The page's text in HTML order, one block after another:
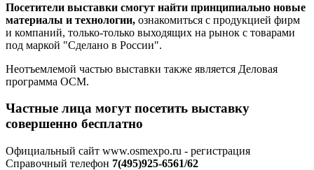
Посетители выставки смогут найти принципиально новые
материалы и технологии, ознакомиться с продукцией фирм
и компаний, только-только выходящих на рынок с товарами
под маркой "Сделано в России".
Неотъемлемой частью выставки также является Деловая
программа ОСМ.
Частные лица могут посетить выставку
совершенно бесплатно
Официальный сайт www.osmexpo.ru - регистрация
Справочный телефон 7(495)925-6561/62